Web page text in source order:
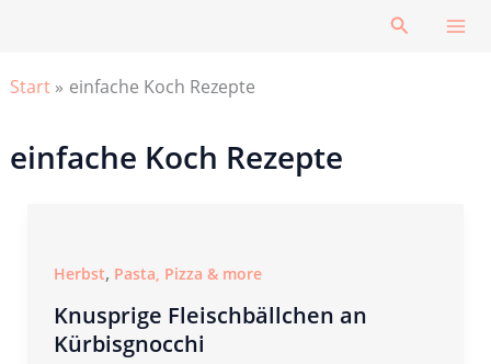
Suchen
Start einfache Koch Rezepte
einfache Koch Rezepte
Herbst, Pasta, Pizza & more
Knusprige Fleischbällchen an
Kürbisgnocchi